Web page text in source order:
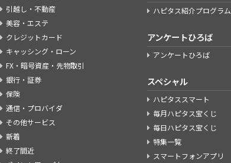
引越し・不動産
美容・エステ
クレジットカード
キャッシング・ローン
FX・暗号資産・先物取引
銀行・証券
保険
通信・プロバイダ
その他サービス
新着
終了間近
ハピタス紹介プログラム
アンケートひろば
アンケートひろば
スペシャル
ハピタススマート
毎月ハピタス宝くじ
毎日ハピタス宝くじ
特集一覧
スマートフォンアプリ